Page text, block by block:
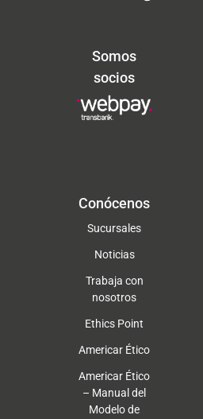
Conócenos
Sucursales
Noticias
Trabaja con
nosotros
Ethics Point
Americar Ético
Americar Ético
– Manual del
Modelo de
Somos
socios